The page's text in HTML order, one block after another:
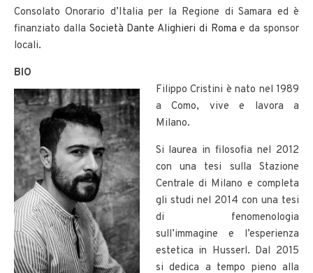
Consolato Onorario d’Italia per la Regione di Samara ed è
finanziato dalla Società Dante Alighieri di Roma e da sponsor
locali.
BIO
Filippo Cristini è nato nel 1989
a Como, vive e lavora a
Milano.
Si laurea in filosofia nel 2012
con una tesi sulla Stazione
Centrale di Milano e completa
gli studi nel 2014 con una tesi
di fenomenologia
sull’immagine e l’esperienza
estetica in Husserl. Dal 2015
si dedica a tempo pieno alla